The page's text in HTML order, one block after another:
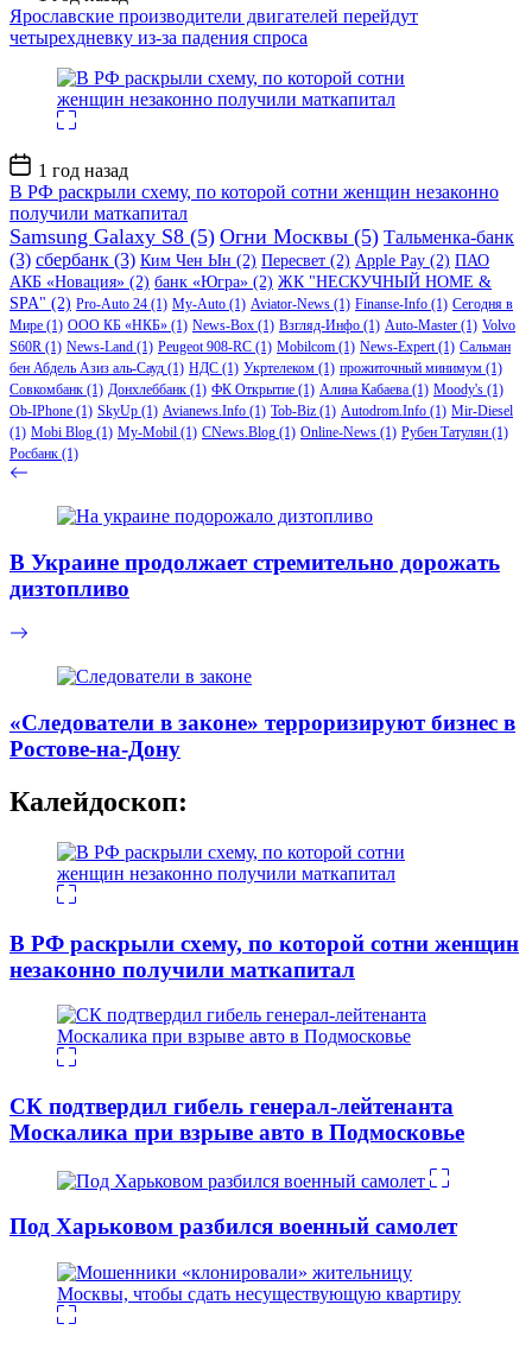
записи
Ярославские производители двигателей перейдут
четырехдневку из-за падения спроса
Дата
записи
1 год назад
В РФ раскрыли схему, по которой сотни женщин незаконно
получили маткапитал
Samsung Galaxy S8 (5) Огни Москвы (5) Тальменка-банк
(3) сбербанк (3) Ким Чен Ын (2) Пересвет (2) Apple Pay (2) ПАО
АКБ «Новация» (2) банк «Югра» (2) ЖК "НЕСКУЧНЫЙ HOME &
SPA" (2) Pro-Auto 24 (1) My-Auto (1) Aviator-News (1) Finanse-Info (1) Сегодня в
Мире (1) ООО КБ «НКБ» (1) News-Box (1) Взгляд-Инфо (1) Auto-Master (1) Volvo
S60R (1) News-Land (1) Peugeot 908-RC (1) Mobilcom (1) News-Expert(1) Сальман
бен Абдель Азиз аль-Сауд (1) НДС (1) Укртелеком (1) прожиточный минимум (1)
Совкомбанк (1) Донхлеббанк (1) ФК Открытие (1) Алина Кабаева (1) Moody's (1)
Ob-IPhone (1) SkyUp (1) Avianews.Info (1) Tob-Biz (1) Autodrom.Info (1) Mir-Diesel
(1) Mobi Blog (1) My-Mobil (1) CNews.Blog (1) Online-News (1) Рубен Татулян (1)
Росбанк (1)
В Украине продолжает стремительно дорожать
дизтопливо
«Следователи в законе» терроризируют бизнес в
Ростове-на-Дону
Калейдоскоп:
В РФ раскрыли схему, по которой сотни женщин
незаконно получили маткапитал
СК подтвердил гибель генерал-лейтенанта
Москалика при взрыве авто в Подмосковье
Под Харьковом разбился военный самолет